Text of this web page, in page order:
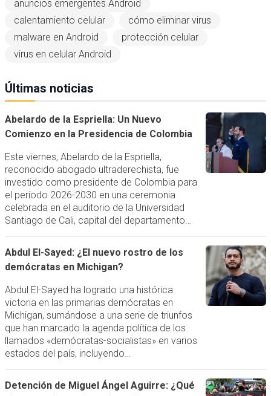
anuncios emergentes Android
calentamiento celular
cómo eliminar virus
malware en Android
protección celular
virus en celular Android
Últimas noticias
Abelardo de la Espriella: Un Nuevo
Comienzo en la Presidencia de Colombia
Este viernes, Abelardo de la Espriella,
reconocido abogado ultraderechista, fue
investido como presidente de Colombia para
el período 2026-2030 en una ceremonia
celebrada en el auditorio de la Universidad
Santiago de Cali, capital del departamento…
Abdul El-Sayed: ¿El nuevo rostro de los
demócratas en Michigan?
Abdul El-Sayed ha logrado una histórica
victoria en las primarias demócratas en
Michigan, sumándose a una serie de triunfos
que han marcado la agenda política de los
llamados «demócratas-socialistas» en varios
estados del país, incluyendo…
Detención de Miguel Ángel Aguirre: ¿Qué